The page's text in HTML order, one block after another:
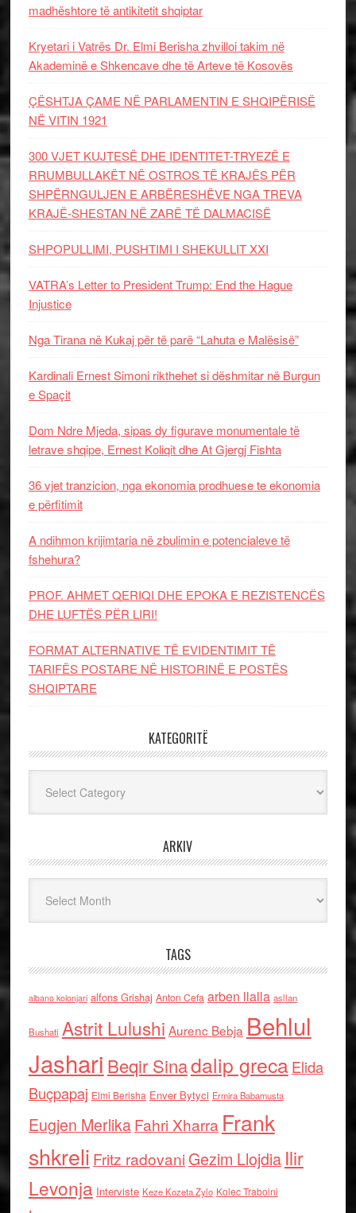
madhështore të antikitetit shqiptar
Kryetari i Vatrës Dr. Elmi Berisha zhvilloi takim në
Akademinë e Shkencave dhe të Arteve të Kosovës
ÇËSHTJA ÇAME NË PARLAMENTIN E SHQIPËRISË
NË VITIN 1921
300 VJET KUJTESË DHE IDENTITET-TRYEZË E
RRUMBULLAKËT NË OSTROS TË KRAJËS PËR
SHPËRNGULJEN E ARBËRESHËVE NGA TREVA
KRAJË-SHESTAN NË ZARË TË DALMACISË
SHPOPULLIMI, PUSHTIMI I SHEKULLIT XXI
VATRA’s Letter to President Trump: End the Hague
Injustice
Nga Tirana në Kukaj për të parë “Lahuta e Malësisë”
Kardinali Ernest Simoni rikthehet si dëshmitar në Burgun
e Spaçit
Dom Ndre Mjeda, sipas dy figurave monumentale të
letrave shqipe, Ernest Koliqit dhe At Gjergj Fishta
36 vjet tranzicion, nga ekonomia prodhuese te ekonomia
e përfitimit
A ndihmon krijimtaria në zbulimin e potencialeve të
fshehura?
PROF. AHMET QERIQI DHE EPOKA E REZISTENCЁS
DHE LUFTЁS PЁR LIRI!
FORMAT ALTERNATIVE TË EVIDENTIMIT TË
TARIFËS POSTARE NË HISTORINË E POSTËS
SHQIPTARE
KATEGORITË
ARKIV
TAGS
albano kolonjari alfons Grishaj Anton Cefa arben llalla asllan
Bushati Astrit Lulushi Aurenc Bebja Behlul
Jashari Beqir Sinadalip grecaElida
Buçpapaj Elmi Berisha Enver Bytyci Ermira Babamusta
Eugjen MerlikaFahri Xharra Frank
shkreli Fritz radovaniGezim Llojdia Ilir
Levonja Interviste Keze Kozeta Zylo Kolec Traboini